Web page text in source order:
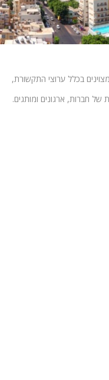
בכלל ערוצי התקשורת,
של חברות, ארגונים ומותגים.